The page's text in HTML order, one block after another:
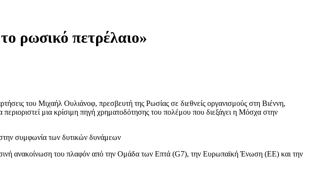
ρωσικό πετρέλαιο»
του Μιχαήλ Ουλιάνοφ, πρεσβευτή της Ρωσίας σε διεθνείς οργανισμούς στη Βιέννη,
μια κρίσιμη πηγή χρηματοδότησης του πολέμου που διεξάγει η Μόσχα στην
συμφωνία των δυτικών δυνάμεων
ανακοίνωση του πλαφόν από την Ομάδα των Επτά (G7), την Ευρωπαϊκή Ένωση (ΕΕ) και την